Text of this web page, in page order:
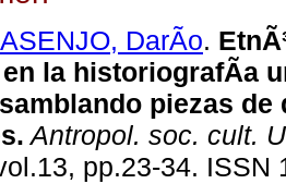
DarÃ­o.
la historiografÃ­a
piezas de
. Antropol. soc. cult.
pp.23-34. ISSN